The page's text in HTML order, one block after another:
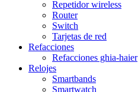
Repetidor wireless
Router
Switch
Tarjetas de red
Refacciones
Refacciones ghia-haier
Relojes
Smartbands
Smartwatch